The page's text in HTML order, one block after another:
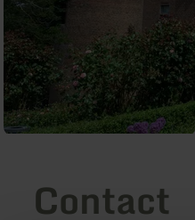
Contact